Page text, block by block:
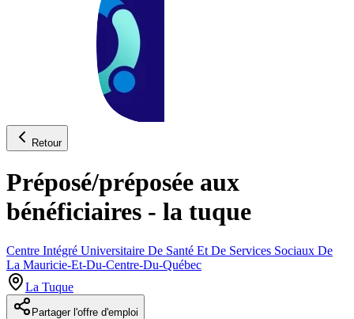
Retour
Préposé/préposée aux
bénéficiaires - la tuque
Centre Intégré Universitaire De Santé Et De Services Sociaux De
La Mauricie-Et-Du-Centre-Du-Québec
La Tuque
Partager l'offre d'emploi